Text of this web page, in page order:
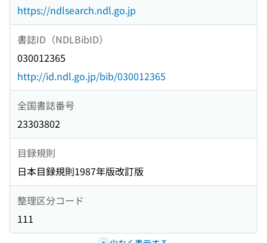
https://ndlsearch.ndl.go.jp
書誌ID（NDLBibID）
030012365
http://id.ndl.go.jp/bib/030012365
全国書誌番号
23303802
目録規則
日本目録規則1987年版改訂版
整理区分コード
111